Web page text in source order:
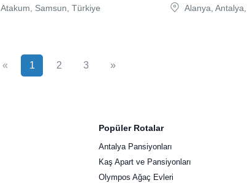
Atakum, Samsun, Türkiye Alanya,
« 1 2 3 »
Popüler Rotalar
Antalya Pansiyonları
Kaş Apart ve Pansiyonları
Olympos Ağaç Evleri